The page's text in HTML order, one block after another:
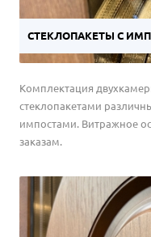
СТЕКЛОПАКЕТЫ С
Комплектация
стеклопакетами
импостами. Витражное
заказам.